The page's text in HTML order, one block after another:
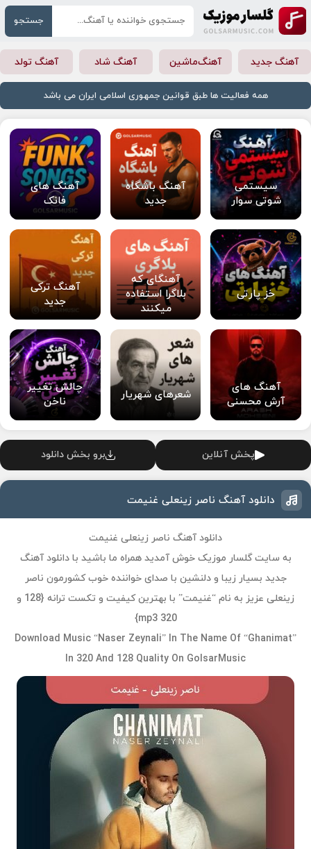
جستجو
آهنگ جدید آهنگ‌ماشین آهنگ شاد آهنگ تولد
همه فعالیت ها طبق قوانین جمهوری اسلامی ایران می باشد
سیستمی
شوتی سوار
آهنگ باشگاه
جدید
آهنگ های
فانک
خز پارتی
آهنگای که
بلاگرا استفاده
میکنند
آهنگ ترکی
جدید
آهنگ های
آرش محسنی
شعرهای شهریار
چالش تغییر
ناخن
پخش آنلاین برو بخش دانلود
دانلود آهنگ ناصر زینعلی غنیمت
دانلود آهنگ ناصر زینعلی غنیمت
به سایت گلسار موزیک خوش آمدید همراه ما باشید با دانلود آهنگ
جدید بسیار زیبا و دلنشین با صدای خواننده خوب کشورمون ناصر
زینعلی عزیز به نام “غنیمت” با بهترین کیفیت و تکست ترانه {128 و
320 mp3}
Download Music “Naser Zeynali” In The Name Of “Ghanimat”
In 320 And 128 Quality On GolsarMusic